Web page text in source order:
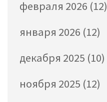
февраля 2026 (12)
января 2026 (12)
декабря 2025 (10)
ноября 2025 (12)